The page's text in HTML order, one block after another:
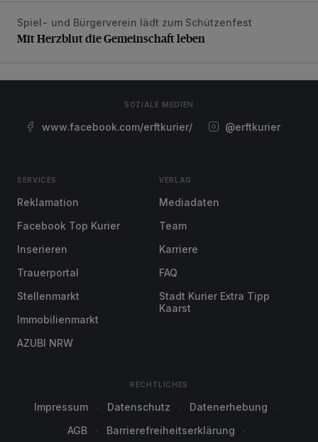
Mit Herzblut die Gemeinschaft leben
Spiel- und Bürgerverein lädt zum Schützenfest
Mit Herzblut die Gemeinschaft leben
SOZIALE MEDIEN
www.facebook.com/erftkurier/ @erftkurier
SERVICES
Reklamation
Facebook Top Kurier
Inserieren
Trauerportal
Stellenmarkt
Immobilienmarkt
AZUBI NRW
VERLAG
Mediadaten
Team
Karriere
FAQ
Stadt Kurier Extra Tipp
Kaarst
RECHTLICHES
Impressum Datenschutz
Datenerhebung
AGB
Barrierefreiheitserklärung